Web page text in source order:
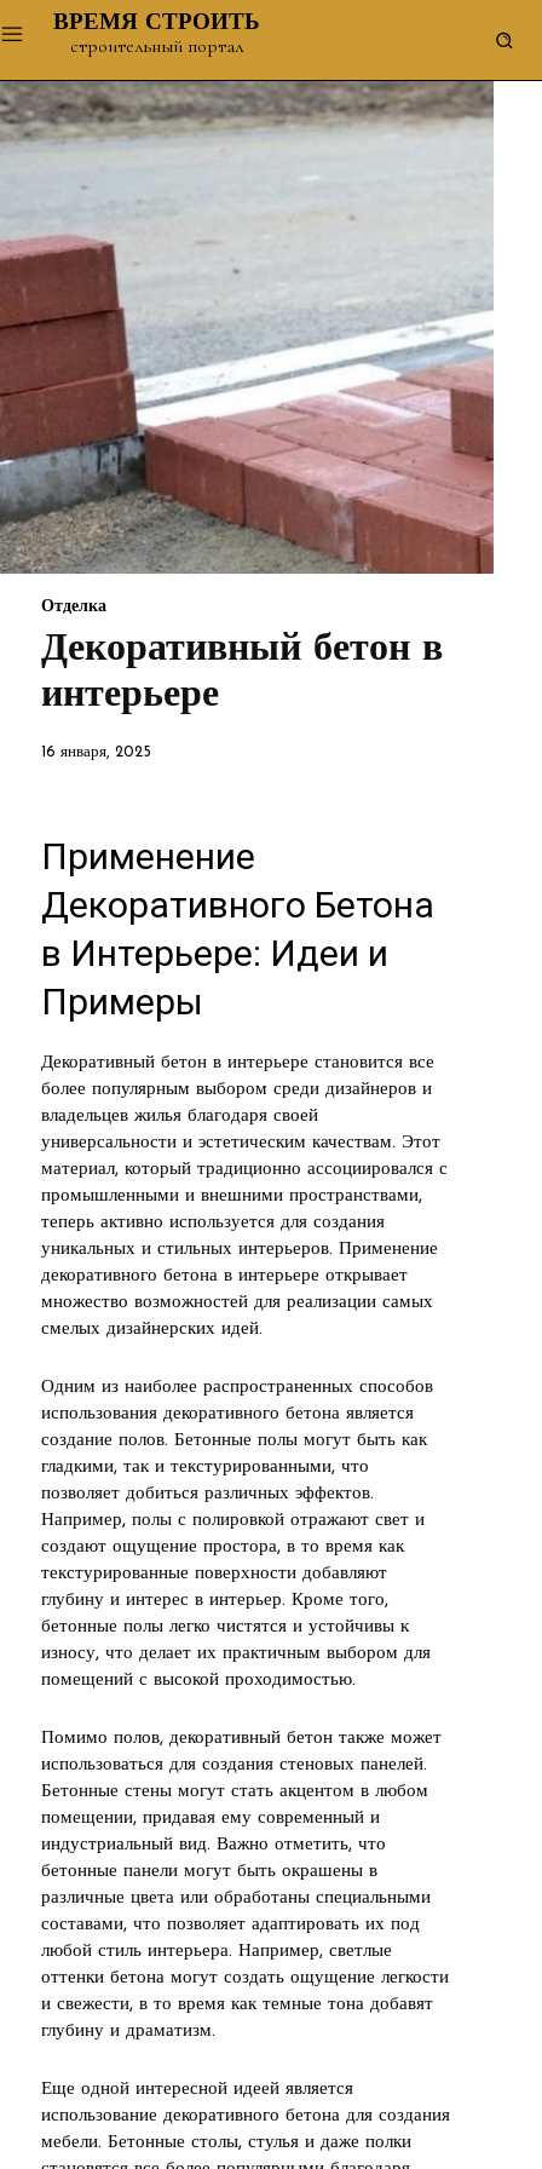
ВРЕМЯ СТРОИТЬ
строительный портал
Отделка
Декоративный бетон в
интерьере
16 января, 2025
Применение
Декоративного Бетона
в Интерьере: Идеи и
Примеры
Декоративный бетон в интерьере становится все
более популярным выбором среди дизайнеров и
владельцев жилья благодаря своей
универсальности и эстетическим качествам. Этот
материал, который традиционно ассоциировался с
промышленными и внешними пространствами,
теперь активно используется для создания
уникальных и стильных интерьеров. Применение
декоративного бетона в интерьере открывает
множество возможностей для реализации самых
смелых дизайнерских идей.
Одним из наиболее распространенных способов
использования декоративного бетона является
создание полов. Бетонные полы могут быть как
гладкими, так и текстурированными, что
позволяет добиться различных эффектов.
Например, полы с полировкой отражают свет и
создают ощущение простора, в то время как
текстурированные поверхности добавляют
глубину и интерес в интерьер. Кроме того,
бетонные полы легко чистятся и устойчивы к
износу, что делает их практичным выбором для
помещений с высокой проходимостью.
Помимо полов, декоративный бетон также может
использоваться для создания стеновых панелей.
Бетонные стены могут стать акцентом в любом
помещении, придавая ему современный и
индустриальный вид. Важно отметить, что
бетонные панели могут быть окрашены в
различные цвета или обработаны специальными
составами, что позволяет адаптировать их под
любой стиль интерьера. Например, светлые
оттенки бетона могут создать ощущение легкости
и свежести, в то время как темные тона добавят
глубину и драматизм.
Еще одной интересной идеей является
использование декоративного бетона для создания
мебели. Бетонные столы, стулья и даже полки